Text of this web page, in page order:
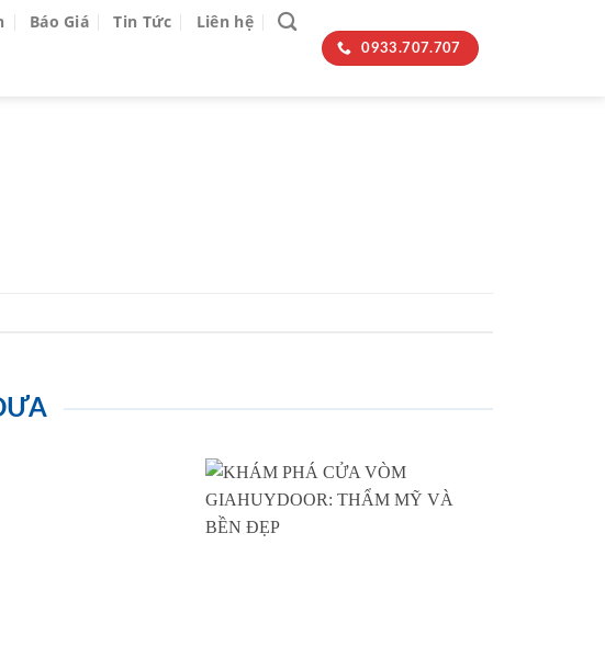
Báo Giá Tin Tức Liên hệ
0933.707.707